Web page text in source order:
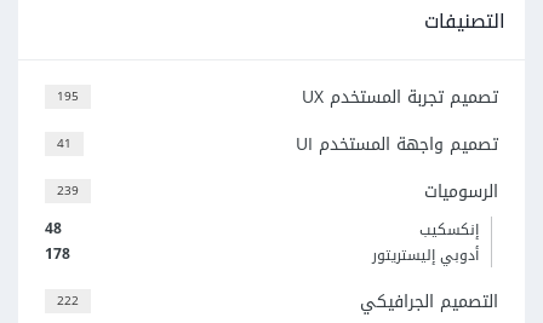
التصنيفات
195 تصميم تجربة المستخدم UX
41 تصميم واجهة المستخدم UI
239 الرسوميات
48
إنكسكيب
178
أدوبي إليستريتور
222 التصميم الجرافيكي